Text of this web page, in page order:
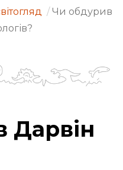
/ Чи обдурив
Дарвін